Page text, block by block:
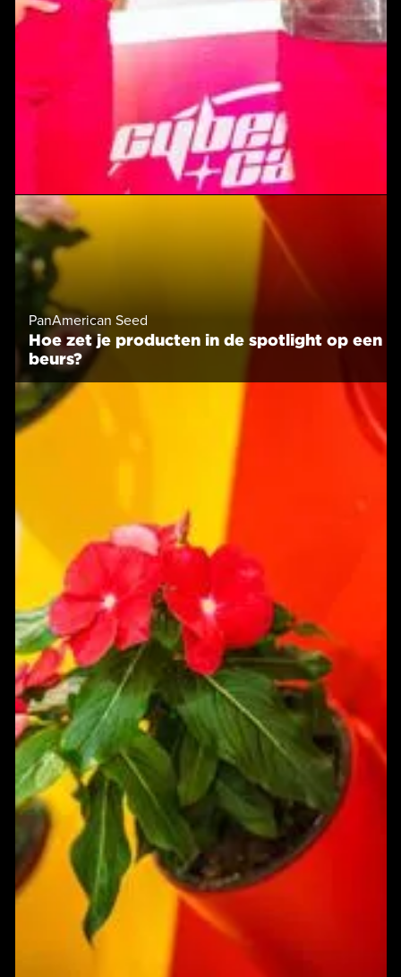
PanAmerican Seed
Hoe zet je producten in de spotlight op een
beurs?